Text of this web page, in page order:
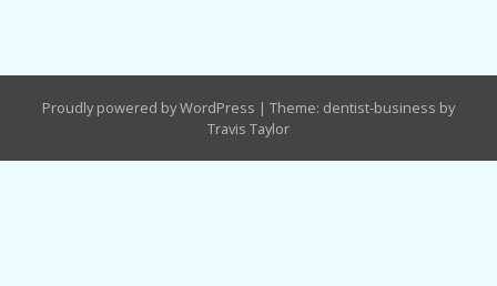
Proudly powered by WordPress | Theme: dentist-business by
Travis Taylor